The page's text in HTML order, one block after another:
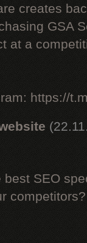
creates
GSA
at a
https://
SEO
competitors?